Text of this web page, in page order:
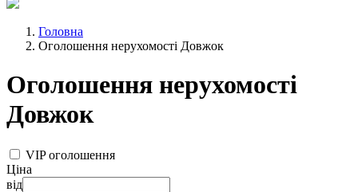
Головна
Оголошення нерухомості Довжок
Оголошення нерухомості
Довжок
VIP оголошення
Ціна
від